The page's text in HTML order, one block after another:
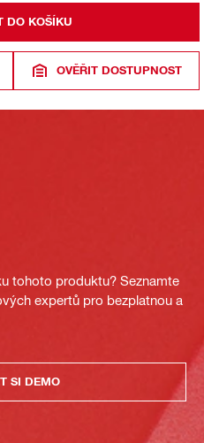
DO KOŠÍKU
OVĚŘIT DOSTUPNOST
tohoto produktu? Seznamte
expertů pro bezplatnou a
SI DEMO